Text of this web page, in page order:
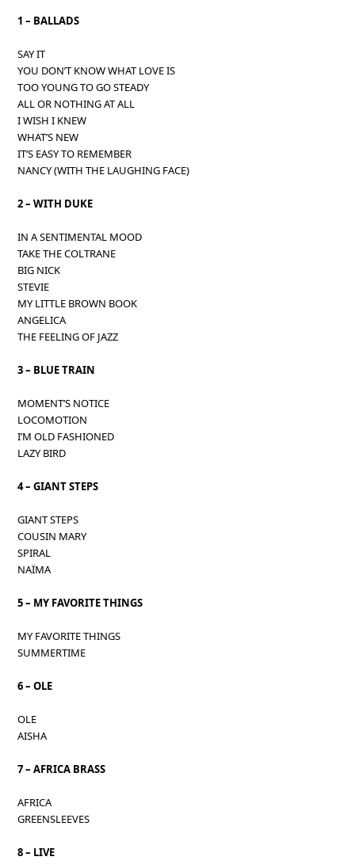
1 – BALLADS
SAY IT
YOU DON’T KNOW WHAT LOVE IS
TOO YOUNG TO GO STEADY
ALL OR NOTHING AT ALL
I WISH I KNEW
WHAT’S NEW
IT’S EASY TO REMEMBER
NANCY (WITH THE LAUGHING FACE)
2 – WITH DUKE
IN A SENTIMENTAL MOOD
TAKE THE COLTRANE
BIG NICK
STEVIE
MY LITTLE BROWN BOOK
ANGELICA
THE FEELING OF JAZZ
3 – BLUE TRAIN
MOMENT’S NOTICE
LOCOMOTION
I’M OLD FASHIONED
LAZY BIRD
4 – GIANT STEPS
GIANT STEPS
COUSIN MARY
SPIRAL
NAÏMA
5 – MY FAVORITE THINGS
MY FAVORITE THINGS
SUMMERTIME
6 – OLE
OLE
AISHA
7 – AFRICA BRASS
AFRICA
GREENSLEEVES
8 – LIVE